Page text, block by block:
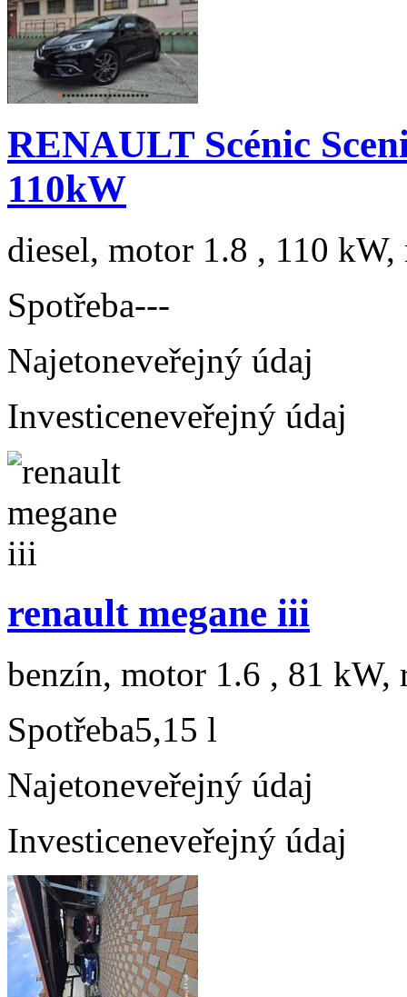
RENAULT Scénic
110kW
diesel, motor 1.8 , 110 kW,
Spotřeba---
Najetoneveřejný údaj
Investiceneveřejný údaj
renault megane iii
benzín, motor 1.6 , 81 kW,
Spotřeba5,15 l
Najetoneveřejný údaj
Investiceneveřejný údaj